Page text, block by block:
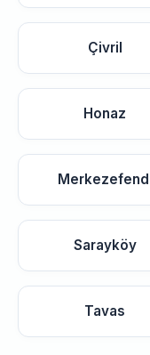
Çivril
Honaz
Sarayköy
Tavas